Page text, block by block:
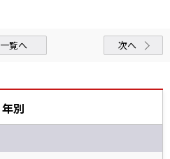
一覧へ 次へ
年別